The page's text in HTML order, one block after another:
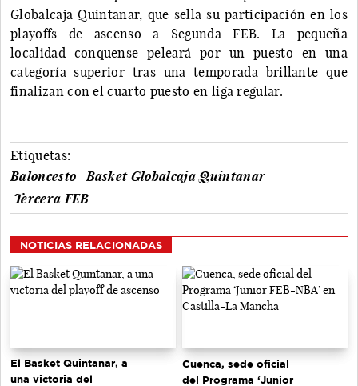
Globalcaja Quintanar, que sella su participación en los
playoffs de ascenso a Segunda FEB. La pequeña
localidad conquense peleará por un puesto en una
categoría superior tras una temporada brillante que
finalizan con el cuarto puesto en liga regular.
Etiquetas:
Baloncesto
Basket Globalcaja Quintanar
Tercera FEB
NOTICIAS RELACIONADAS
El Basket Quintanar, a
una victoria del
Cuenca, sede oficial
del Programa ‘Junior